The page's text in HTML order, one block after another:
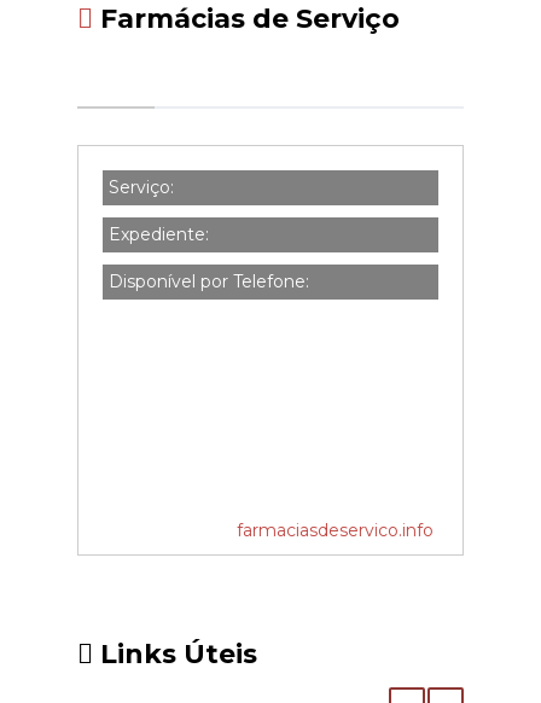
Farmácias de Serviço
Serviço:
Expediente:
Disponível por Telefone:
farmaciasdeservico.info
Links Úteis